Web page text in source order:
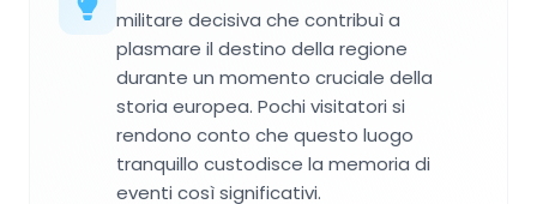
militare decisiva che contribuì a
plasmare il destino della regione
durante un momento cruciale della
storia europea. Pochi visitatori si
rendono conto che questo luogo
tranquillo custodisce la memoria di
eventi così significativi.